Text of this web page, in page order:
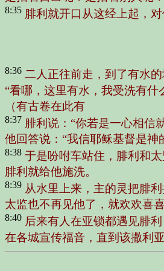
8:35 腓利就开口从这经上起，对
8:36 二人正往前走，到了有水的
“看哪，这里有水，我受洗有什
（有古卷在此有
8:37 腓利说：“你若是一心相信
他回答说：“我信耶稣基督是神
8:38 于是吩咐车站住，腓利和太
腓利就给他施洗。
8:39 从水里上来，主的灵把腓利
太监也不再见他了，就欢欢喜喜
8:40 后来有人在亚锁都遇见腓利
在各城宣传福音，直到该撒利亚